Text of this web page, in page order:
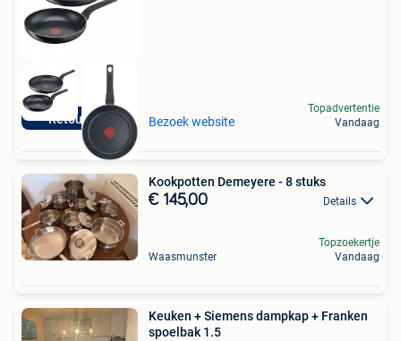
Retourdeal Bezoek website
Topadvertentie
Vandaag
Kookpotten Demeyere - 8 stuks
€ 145,00 Details
Waasmunster
Topzoekertje
Vandaag
Keuken + Siemens dampkap + Franken
spoelbak 1.5